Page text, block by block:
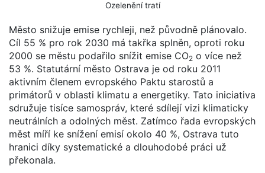
Ozelenění tratí
Město snižuje emise rychleji, než původně plánovalo.
Cíl 55 % pro rok 2030 má takřka splněn, oproti roku
2000 se městu podařilo snížit emise CO2 o více než
53 %. Statutární město Ostrava je od roku 2011
aktivním členem evropského Paktu starostů a
primátorů v oblasti klimatu a energetiky. Tato iniciativa
sdružuje tisíce samospráv, které sdílejí vizi klimaticky
neutrálních a odolných měst. Zatímco řada evropských
měst míří ke snížení emisí okolo 40 %, Ostrava tuto
hranici díky systematické a dlouhodobé práci už
překonala.